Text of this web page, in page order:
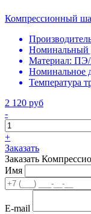
Компрессионный
Номинальный
Материал:
Номинальное
Температура
2 120 руб
-
+
Заказать
Заказать
Имя
E-mail